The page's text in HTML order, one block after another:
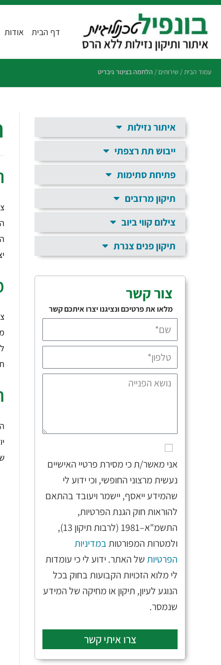
דף הבית אודות
עמוד הבית/ שירותים / הלחמה בצינור גיבריט
איתור נזילות
ייבוש תת רצפתי
פתיחת סתימות
תיקון מרזבים
צילום קווי ביוב
תיקון פנים צנרת
צור קשר
מלאו את פרטיכם ונציגנו יצרו איתכם קשר
אני מאשר/ת כי מסירת פרטיי האישיים
נעשית מרצוני החופשי, וכי ידוע לי
שהמידע ייאסף, יישמר ויעובד בהתאם
להוראות חוק הגנת הפרטיות,
התשמ"א–1981 (לרבות תיקון 13),
ולמטרות המפורטותבמדיניות
הפרטיותשל האתר. ידוע לי כי עומדות
לי מלוא הזכויות הקבועות בחוק בכל
הנוגע לעיון, תיקון או מחיקה של המידע
שנמסר.
צרו איתי קשר